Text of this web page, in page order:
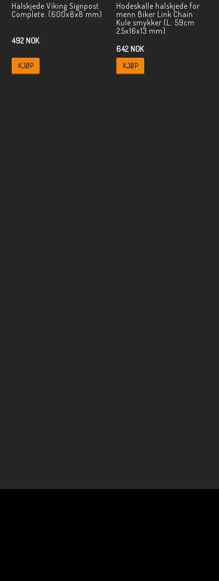
Halskjede Viking Signpost
Complete. (600x8x8 mm)
492 NOK
KJØP
Hodeskalle halskjede for
menn Biker Link Chain
Kule smykker (L: 59cm
25x16x13 mm)
642 NOK
KJØP